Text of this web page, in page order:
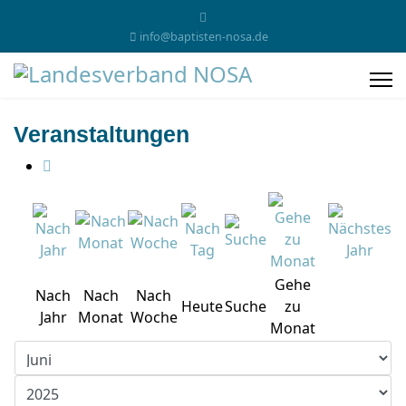
info@baptisten-nosa.de
Veranstaltungen
Nach
Jahr
Nach
Monat
Nach
Woche
HeuteSuche
Gehe
zu
Monat